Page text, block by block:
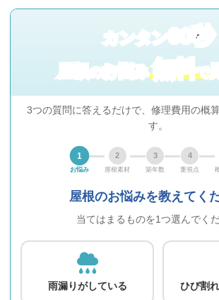
カンタン60秒
屋根 のお悩み無料で
3つの質問に答えるだけで、修理費用の概
す。
1
お悩み
2
屋根素材
3
築年数
4
重視点
屋根のお悩みを教えてく
当てはまるものを1つ選んでく
雨漏りがしている ひび割